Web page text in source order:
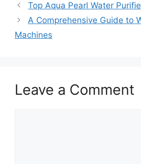
Top Aqua Pearl Water
A Comprehensive Guide to
Machines
Leave a Comment